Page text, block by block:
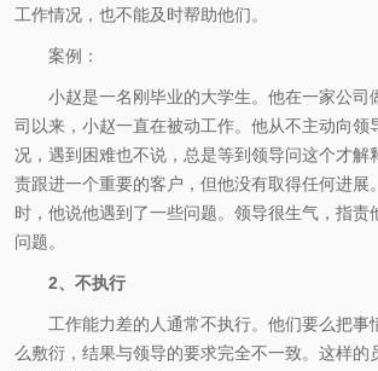
工作情况，也不能及时帮助他们。
案例：
小赵是一名刚毕业的大学生。他在一家公司
司以来，小赵一直在被动工作。他从不主动向领
况，遇到困难也不说，总是等到领导问这个才解
责跟进一个重要的客户，但他没有取得任何进展
时，他说他遇到了一些问题。领导很生气，指责
问题。
2、不执行
工作能力差的人通常不执行。他们要么把事
么敷衍，结果与领导的要求完全不一致。这样的